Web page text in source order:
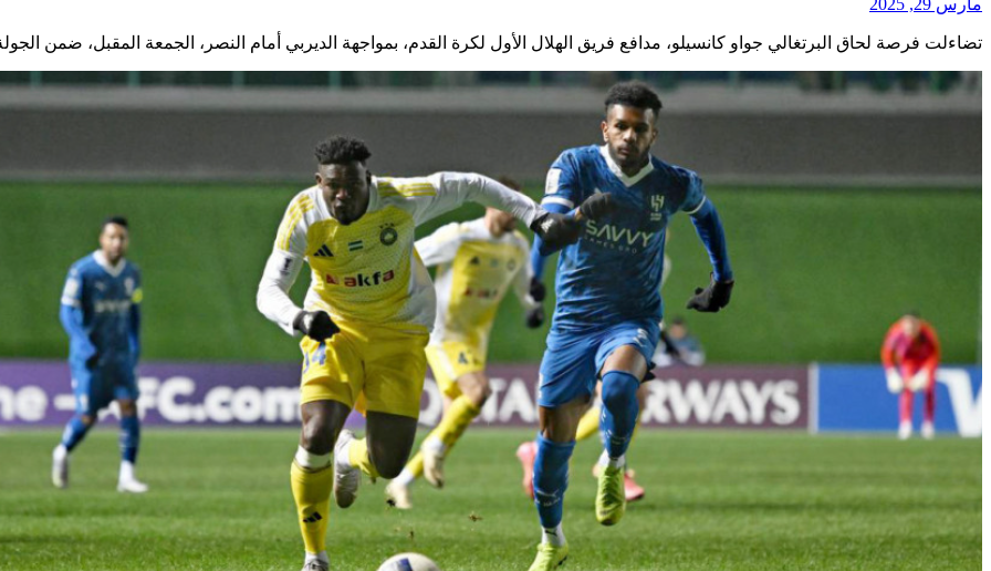
مارس 29, 2025
تضاءلت فرصة لحاق البرتغالي جواو كانسيلو، مدافع فريق الهلال الأول لكرة القدم، بمواجهة الديربي أمام النصر، الجمعة المقبل، ضمن